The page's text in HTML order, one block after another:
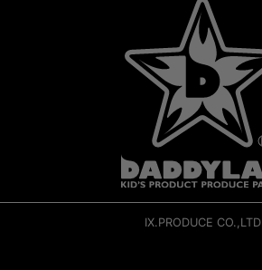
IX.PRODUCE CO.,LTD